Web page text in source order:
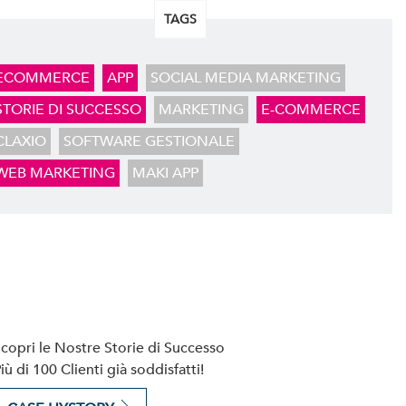
TAGS
APP
SOCIAL MEDIA MARKETING
DI SUCCESSO
MARKETING
E-COMMERCE
SOFTWARE GESTIONALE
MARKETING
MAKI APP
le Nostre Storie di Successo
di 100 Clienti già soddisfatti!